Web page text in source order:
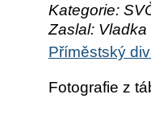
Kategorie:
Zaslal: Vladka
Příměstský
Fotografie z